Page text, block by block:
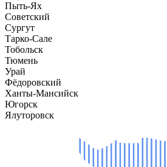
Пыть-Ях
Советский
Сургут
Тарко-Сале
Тобольск
Тюмень
Урай
Фёдоровский
Ханты-Мансийск
Югорск
Ялуторовск